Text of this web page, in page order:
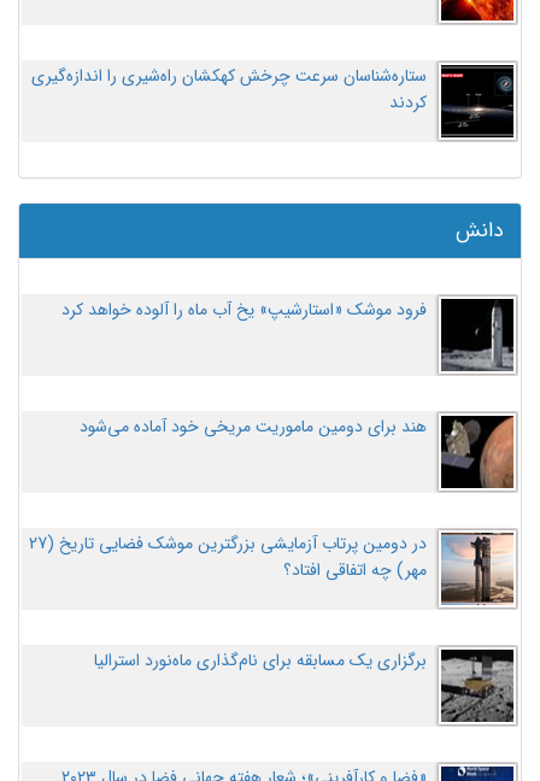
ستاره‌شناسان سرعت چرخش کهکشان راه‌شیری را اندازه‌گیری
کردند
دانش
فرود موشک «استارشیپ» یخ آب ماه را آلوده خواهد کرد
هند برای دومین ماموریت مریخی خود آماده می‌شود
در دومین پرتاب آزمایشی بزرگترین موشک فضایی تاریخ (27
مهر‌) چه اتفاقی افتاد؟
برگزاری یک مسابقه برای نام‌گذاری ماه‌نورد استرالیا